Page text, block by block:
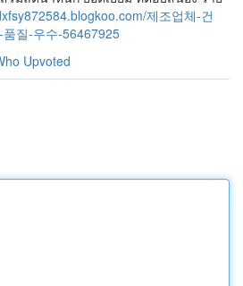
제조업체-건
질-우수-56467925
Upvoted